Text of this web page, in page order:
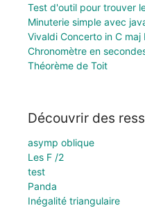
Test d'outil pour trouver
Minuterie simple avec
Vivaldi Concerto in C
Chronomètre en
Théorème de Toit
Découvrir des
asymp oblique
Les F /2
test
Panda
Inégalité triangulaire